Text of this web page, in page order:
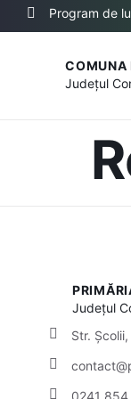
Program de
COMUNA
Județul
Județul
Str.
0241 854